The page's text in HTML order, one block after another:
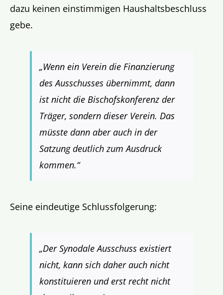
dazu keinen einstimmigen Haushaltsbeschluss
gebe.
„Wenn ein Verein die Finanzierung
des Ausschusses übernimmt, dann
ist nicht die Bischofskonferenz der
Träger, sondern dieser Verein. Das
müsste dann aber auch in der
Satzung deutlich zum Ausdruck
kommen.“
Seine eindeutige Schlussfolgerung:
„Der Synodale Ausschuss existiert
nicht, kann sich daher auch nicht
konstituieren und erst recht nicht